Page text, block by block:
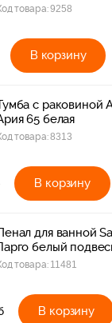
товара:9258
В корзину
с раковиной
65 белая
товара:8313
В корзину
для ванной
белый
товара: 11481
В корзину